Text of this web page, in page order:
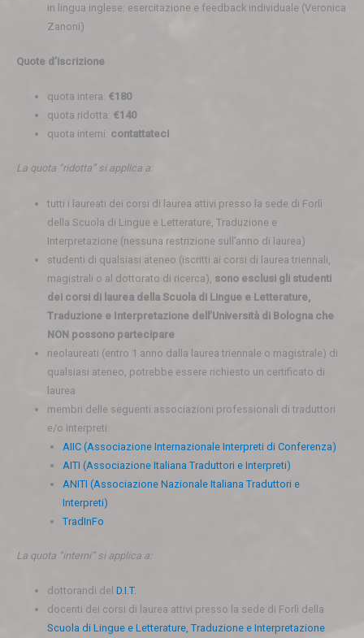
in lingua inglese: esercitazione e feedback individuale (Veronica
Zanoni)
Quote d’iscrizione
quota intera: €180
quota ridotta: €140
quota interni: contattateci
La quota “ridotta” si applica a:
tutti i laureati dei corsi di laurea attivi presso la sede di Forlì
della Scuola di Lingue e Letterature, Traduzione e
Interpretazione (nessuna restrizione sull’anno di laurea)
studenti di qualsiasi ateneo (iscritti ai corsi di laurea triennali,
magistrali o al dottorato di ricerca), sono esclusi gli studenti
dei corsi di laurea della Scuola di Lingue e Letterature,
Traduzione e Interpretazione dell’Università di Bologna che
NON possono partecipare
neolaureati (entro 1 anno dalla laurea triennale o magistrale) di
qualsiasi ateneo, potrebbe essere richiesto un certificato di
laurea
membri delle seguenti associazioni professionali di traduttori
e/o interpreti:
AIIC (Associazione Internazionale Interpreti di Conferenza)
AITI (Associazione Italiana Traduttori e Interpreti)
ANITI (Associazione Nazionale Italiana Traduttori e
Interpreti)
TradInFo
La quota “interni” si applica a:
dottorandi delD.I.T.
docenti dei corsi di laurea attivi presso la sede di Forlì della
Scuola di Lingue e Letterature, Traduzione e Interpretazione